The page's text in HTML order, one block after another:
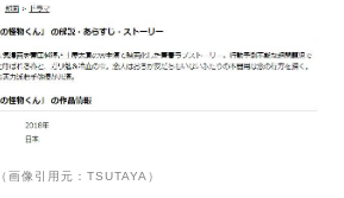
（画像引用元：TSUTAYA）